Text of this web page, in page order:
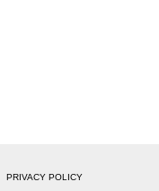
PRIVACY POLICY